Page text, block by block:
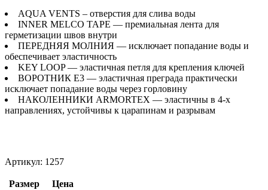
AQUA VENTS – отверстия для слива воды
INNER MELCO TAPE — премиальная лента для
герметизации швов внутри
ПЕРЕДНЯЯ МОЛНИЯ — исключает попадание воды и
обеспечивает эластичность
KEY LOOP — эластичная петля для крепления ключей
ВОРОТНИК E3 — эластичная преграда практически
исключает попадание воды через горловину
НАКОЛЕННИКИ ARMORTEX — эластичны в 4-х
направлениях, устойчивы к царапинам и разрывам
Артикул: 1257
Размер
Цена